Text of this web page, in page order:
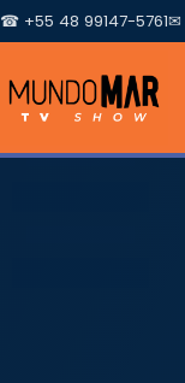
☎ +55 48 99147-5761✉